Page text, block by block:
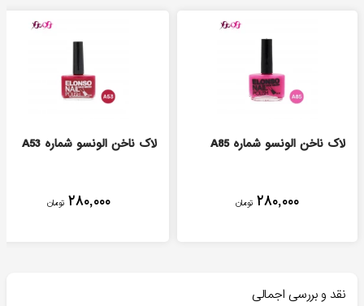
لاک ناخن الونسو شماره A85
۲۸۰,۰۰۰ تومان
لاک ناخن الونسو شماره A53
۲۸۰,۰۰۰ تومان
نقد و بررسی اجمالی